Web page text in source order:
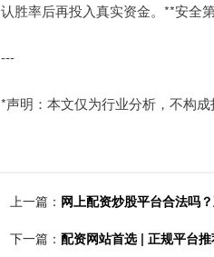
认胜率后再投入真实资金。**安全
---
*声明：本文仅为行业分析，不构
上一篇： 网上配资炒股平台合法吗
下一篇： 配资网站首选 | 正规平台